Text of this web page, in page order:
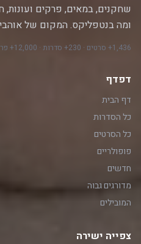
שחקנים, במאים, פרקים ועונות,
ומה בנטפליקס. המקום של אוהבי
1,436+ סרטים · 230+ סדרות · 12,000+ פרקים
דפדף
דף הבית
כל הסדרות
כל הסרטים
פופולריים
חדשים
מדורגים גבוה
המובילים
צפייה ישירה